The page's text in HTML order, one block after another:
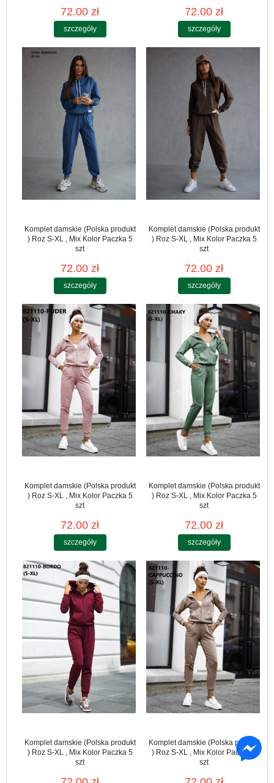
72.00 zł
szczegóły
72.00 zł
szczegóły
Komplet damskie (Polska produkt
) Roz S-XL , Mix Kolor Paczka 5
szt
72.00 zł
szczegóły
Komplet damskie (Polska produkt
) Roz S-XL , Mix Kolor Paczka 5
szt
72.00 zł
szczegóły
Komplet damskie (Polska produkt
) Roz S-XL , Mix Kolor Paczka 5
szt
72.00 zł
szczegóły
Komplet damskie (Polska produkt
) Roz S-XL , Mix Kolor Paczka 5
szt
72.00 zł
szczegóły
Komplet damskie (Polska produkt
) Roz S-XL , Mix Kolor Paczka 5
szt
Komplet damskie (Polska produkt
) Roz S-XL , Mix Kolor Paczka 5
szt